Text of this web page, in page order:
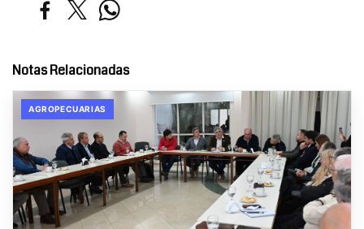
Notas Relacionadas
AGROPECUARIAS